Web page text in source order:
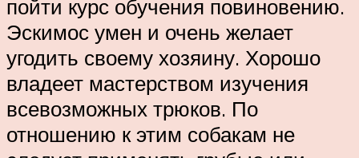
пойти курс обучения повиновению.
Эскимос умен и очень желает
угодить своему хозяину. Хорошо
владеет мастерством изучения
всевозможных трюков. По
отношению к этим собакам не